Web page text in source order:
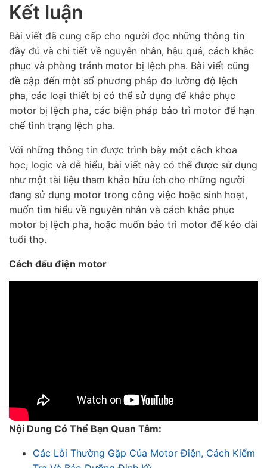
Kết luận
Bài viết đã cung cấp cho người đọc những thông tin
đầy đủ và chi tiết về nguyên nhân, hậu quả, cách khắc
phục và phòng tránh motor bị lệch pha. Bài viết cũng
đề cập đến một số phương pháp đo lường độ lệch
pha, các loại thiết bị có thể sử dụng để khắc phục
motor bị lệch pha, các biện pháp bảo trì motor để hạn
chế tình trạng lệch pha.
Với những thông tin được trình bày một cách khoa
học, logic và dễ hiểu, bài viết này có thể được sử dụng
như một tài liệu tham khảo hữu ích cho những người
đang sử dụng motor trong công việc hoặc sinh hoạt,
muốn tìm hiểu về nguyên nhân và cách khắc phục
motor bị lệch pha, hoặc muốn bảo trì motor để kéo dài
tuổi thọ.
Cách đấu điện motor
Nội Dung Có Thể Bạn Quan Tâm:
Các Lỗi Thường Gặp Của Motor Điện, Cách Kiểm